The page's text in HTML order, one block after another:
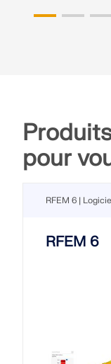
pour
RFEM 6 |
RFEM 6